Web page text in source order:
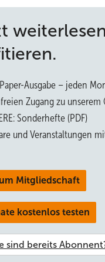
Ausgabe – jeden
Zugang zu
Sonderhefte (PDF)
und Veranstaltungen
Mitgliedschaft
kostenlos testen